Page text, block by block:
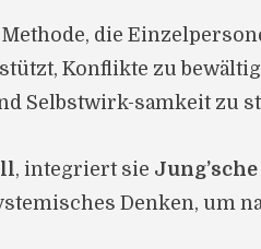
die
Konflikte zu
Selbstwirk-samkeit zu
, integriert sie Jung’sche
Denken, um